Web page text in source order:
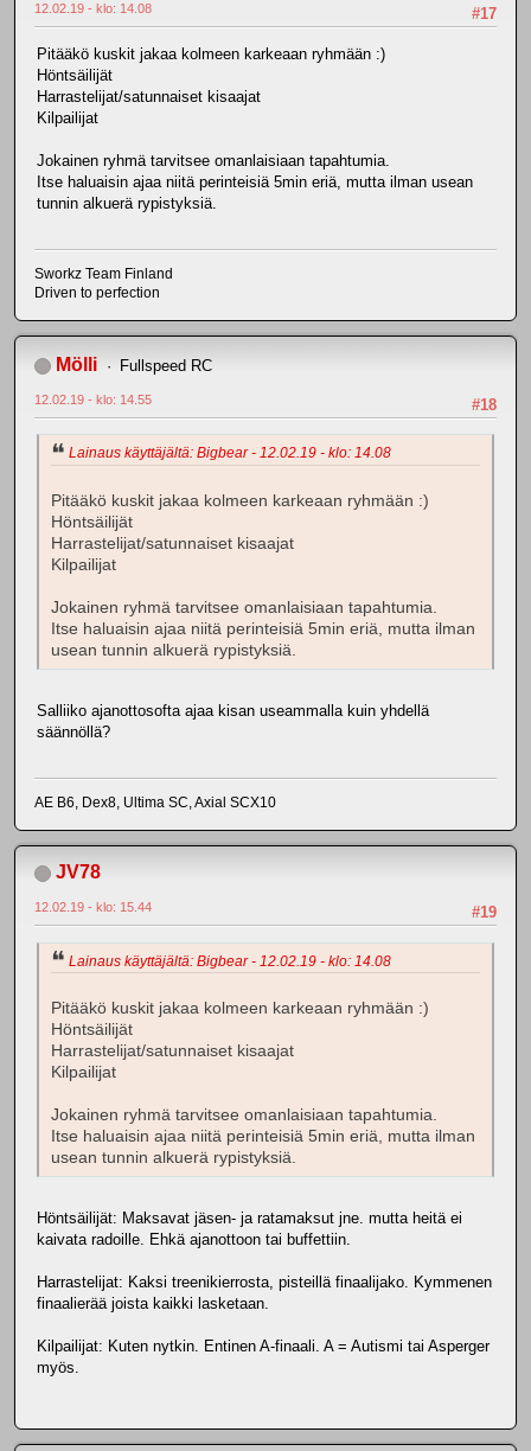
#17
12.02.19 - klo: 14.08
Pitääkö kuskit jakaa kolmeen karkeaan ryhmään :)
Höntsäilijät
Harrastelijat/satunnaiset kisaajat
Kilpailijat
Jokainen ryhmä tarvitsee omanlaisiaan tapahtumia.
Itse haluaisin ajaa niitä perinteisiä 5min eriä, mutta ilman usean
tunnin alkuerä rypistyksiä.
Sworkz Team Finland
Driven to perfection
Mölli Fullspeed RC
#18
12.02.19 - klo: 14.55
Lainaus käyttäjältä: Bigbear - 12.02.19 - klo: 14.08
Pitääkö kuskit jakaa kolmeen karkeaan ryhmään :)
Höntsäilijät
Harrastelijat/satunnaiset kisaajat
Kilpailijat
Jokainen ryhmä tarvitsee omanlaisiaan tapahtumia.
Itse haluaisin ajaa niitä perinteisiä 5min eriä, mutta ilman
usean tunnin alkuerä rypistyksiä.
Salliiko ajanottosofta ajaa kisan useammalla kuin yhdellä
säännöllä?
AE B6, Dex8, Ultima SC, Axial SCX10
JV78
#19
12.02.19 - klo: 15.44
Lainaus käyttäjältä: Bigbear - 12.02.19 - klo: 14.08
Pitääkö kuskit jakaa kolmeen karkeaan ryhmään :)
Höntsäilijät
Harrastelijat/satunnaiset kisaajat
Kilpailijat
Jokainen ryhmä tarvitsee omanlaisiaan tapahtumia.
Itse haluaisin ajaa niitä perinteisiä 5min eriä, mutta ilman
usean tunnin alkuerä rypistyksiä.
Höntsäilijät: Maksavat jäsen- ja ratamaksut jne. mutta heitä ei
kaivata radoille. Ehkä ajanottoon tai buffettiin.
Harrastelijat: Kaksi treenikierrosta, pisteillä finaalijako. Kymmenen
finaalierää joista kaikki lasketaan.
Kilpailijat: Kuten nytkin. Entinen A-finaali. A = Autismi tai Asperger
myös.